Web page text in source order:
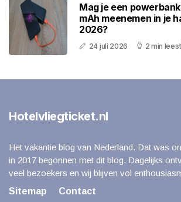
Mag je een
mAh meenemen in je
2026?
24 juli 2026 2 min
Hotelvliegticket.nl
Het vakantie blog van Nederland. Dat was
in 2017 begonnen met dit blog. Dagelijks
veel bezoekers en wij blijven vol
Sitemap
Contact